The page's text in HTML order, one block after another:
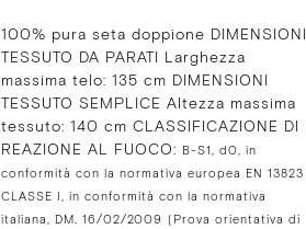
100% pura seta doppione DIMENSIONI
TESSUTO DA PARATI Larghezza
massima telo: 135 cm DIMENSIONI
TESSUTO SEMPLICE Altezza massima
tessuto: 140 cm CLASSIFICAZIONE DI
REAZIONE AL FUOCO: B-S1, d0, in
conformità con la normativa europea EN 13823
CLASSE I, in conformità con la normativa
italiana, DM. 16/02/2009 (Prova orientativa di